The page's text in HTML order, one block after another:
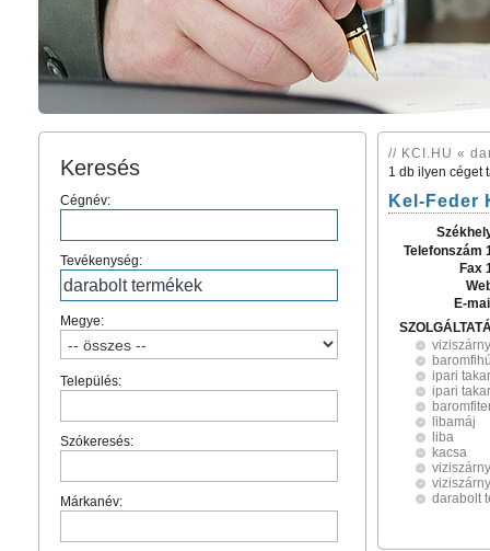
Keresés
Cégnév:
Tevékenység:
Megye:
Település:
Szókeresés:
Márkanév:
// KCI.HU «
1 db ilyen céget
Kel-Feder
Telefonszám
Fax
E-
ipari
ipari
libamáj
liba
kacsa
darabolt